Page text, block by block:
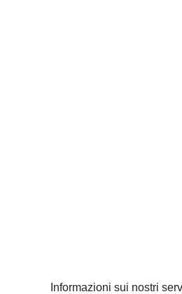
Informazioni sui nostri